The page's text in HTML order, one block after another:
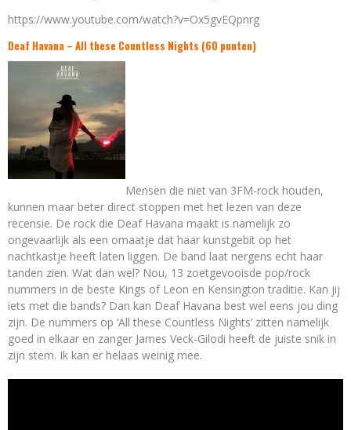
https://www.youtube.com/watch?v=Ox5gvEQpnrg
Deaf Havana – All these Countless Nights (60 punten)
Mensen die niet van 3FM-rock houden,
kunnen maar beter direct stoppen met het lezen van deze
recensie. De rock die Deaf Havana maakt is namelijk zo
ongevaarlijk als een omaatje dat haar kunstgebit op het
nachtkastje heeft laten liggen. De band laat nergens echt haar
tanden zien. Wat dan wel? Nou, 13 zoetgevooisde pop/rock
nummers in de beste Kings of Leon en Kensington traditie. Kan jij
iets met die bands? Dan kan Deaf Havana best wel eens jou ding
zijn. De nummers op ‘All these Countless Nights’ zitten namelijk
goed in elkaar en zanger James Veck-Gilodi heeft de juiste snik in
zijn stem. Ik kan er helaas weinig mee.